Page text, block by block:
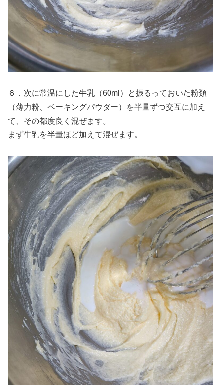
６．次に常温にした牛乳（60ml）と振るっておいた粉類
（薄力粉、ベーキングパウダー）を半量ずつ交互に加え
て、その都度良く混ぜます。
まず牛乳を半量ほど加えて混ぜます。